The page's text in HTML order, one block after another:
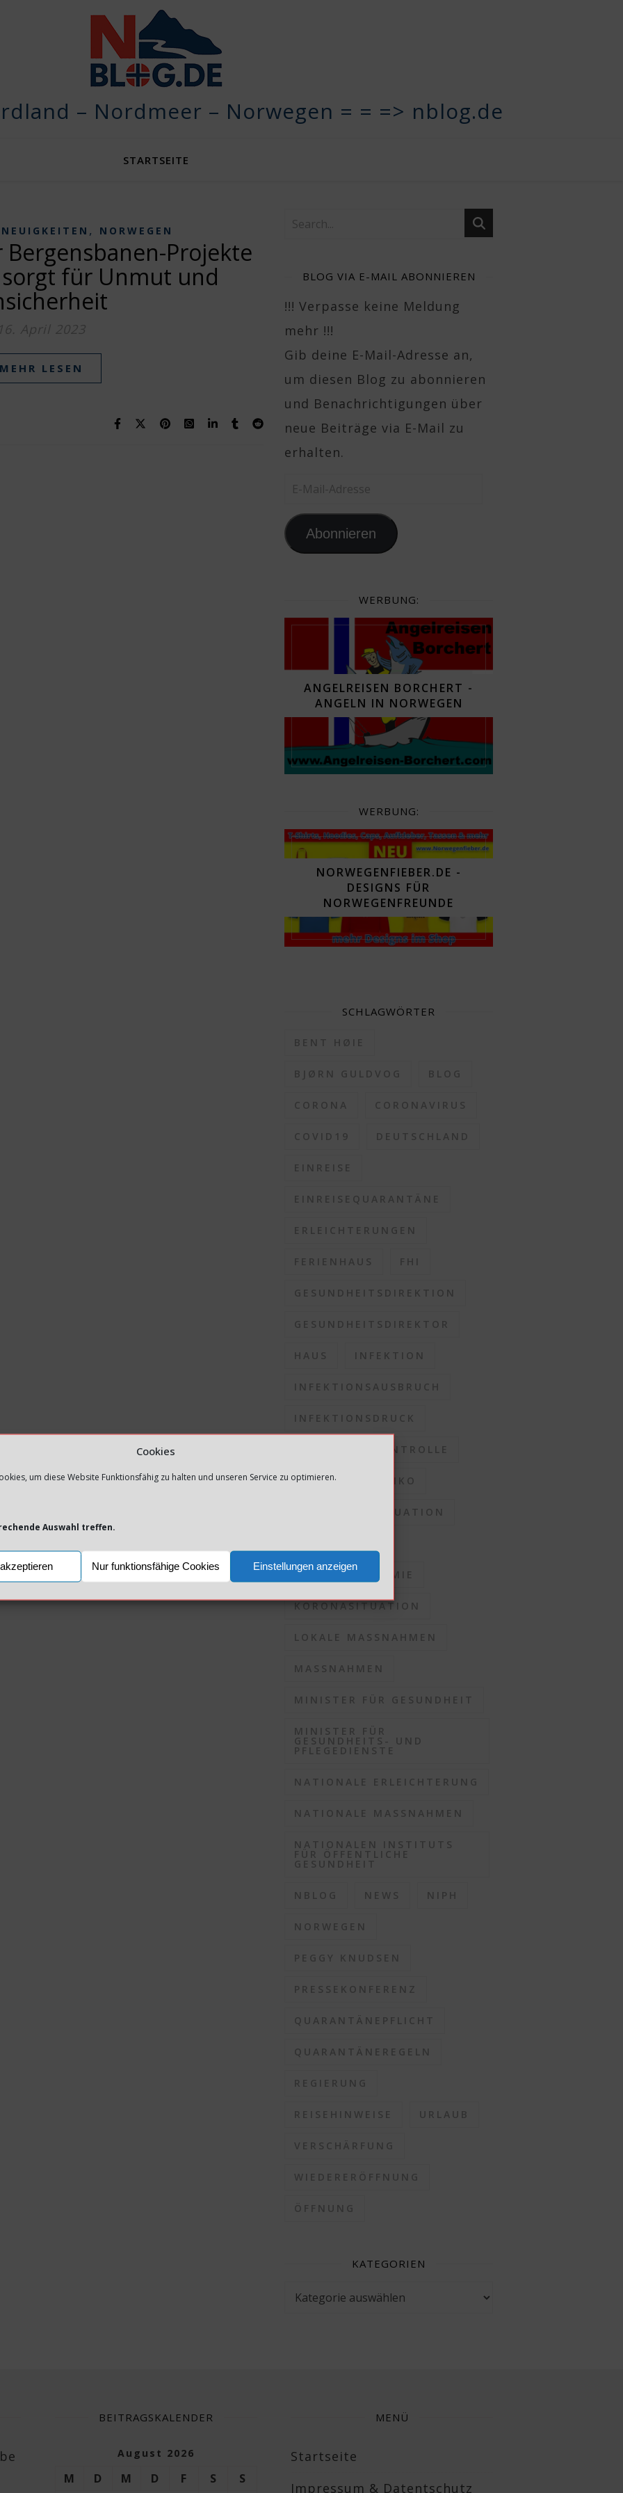
Cookies
um diese Website Funktionsfähig zu halten und unseren Service zu optimieren.
Auswahl treffen.
Nur funktionsfähige Cookies Einstellungen anzeigen
– Nordmeer – Norwegen = = => nblog.de
STARTSEITE
NEUIGKEITEN , NORWEGEN
Projekte
für Unmut und
16. April 2023
MEHR LESEN
BLOG VIA E-MAIL ABONNIEREN
!!! Verpasse keine Meldung
mehr !!!
Gib deine E-Mail-Adresse an,
um diesen Blog zu abonnieren
und Benachrichtigungen über
neue Beiträge via E-Mail zu
erhalten.
E-Mail-Adresse
Abonnieren
WERBUNG:
ANGELREISEN BORCHERT -
ANGELN IN NORWEGEN
WERBUNG:
NORWEGENFIEBER.DE -
DESIGNS FÜR
NORWEGENFREUNDE
SCHLAGWÖRTER
BENT HØIE
BJØRN GULDVOG BLOG
CORONA CORONAVIRUS
COVID19 DEUTSCHLAND
EINREISE
EINREISEQUARANTÄNE
ERLEICHTERUNGEN
FERIENHAUS FHI
GESUNDHEITSDIREKTION
GESUNDHEITSDIREKTOR
HAUS INFEKTION
INFEKTIONSAUSBRUCH
INFEKTIONSDRUCK
INFEKTIONSKONTROLLE
INFEKTIONSRISIKO
INFEKTIONSSITUATION
KORONAPANDEMIE
KORONASITUATION
LOKALE MASSNAHMEN
MASSNAHMEN
MINISTER FÜR GESUNDHEIT
MINISTER FÜR
GESUNDHEITS- UND
PFLEGEDIENSTE
NATIONALE ERLEICHTERUNG
NATIONALE MASSNAHMEN
NATIONALEN INSTITUTS
FÜR ÖFFENTLICHE
GESUNDHEIT
NBLOG NEWS NIPH
NORWEGEN
PEGGY KNUDSEN
PRESSEKONFERENZ
QUARANTÄNEPFLICHT
QUARANTÄNEREGELN
REGIERUNG
REISEHINWEISE URLAUB
VERSCHÄRFUNG
WIEDERERÖFFNUNG
ÖFFNUNG
KATEGORIEN
BEITRAGSKALENDER
August 2026
M D M D F S S
MENÜ
Startseite
Impressum & Datentschutz